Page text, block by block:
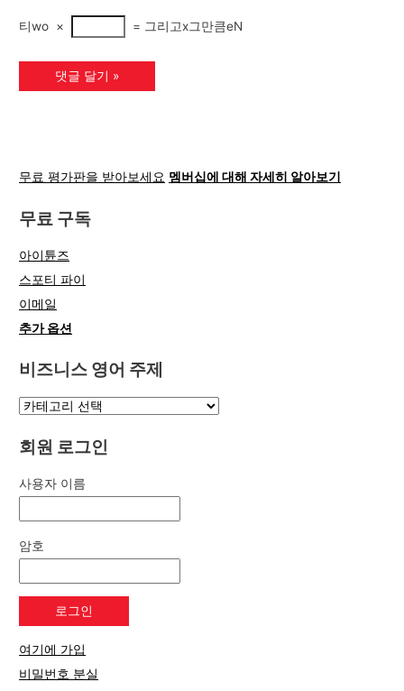
티wo × = 그리고x그만큼eN
무료 평가판을 받아보세요 멤버십에 대해 자세히 알아보기
무료 구독
아이튠즈
스포티 파이
이메일
추가 옵션
비즈니스 영어 주제
회원 로그인
사용자 이름
암호
여기에 가입
비밀번호 분실